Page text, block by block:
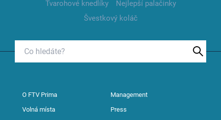
Tvarohové knedlíky
Nejlepší palačinky
Švestkový koláč
O FTV Prima Management
Volná místa Press